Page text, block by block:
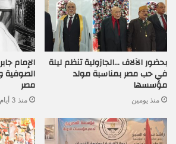
بحضور الآلاف …الجازولية تنظم ليلة
في حب مصر بمناسبة مولد
مؤسسها
منذ يومين
الإمام
الصوفية
مصر
منذ 3 أيام